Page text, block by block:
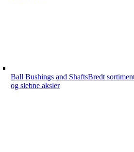
Ball Bushings and ShaftsBredt
og slebne aksler